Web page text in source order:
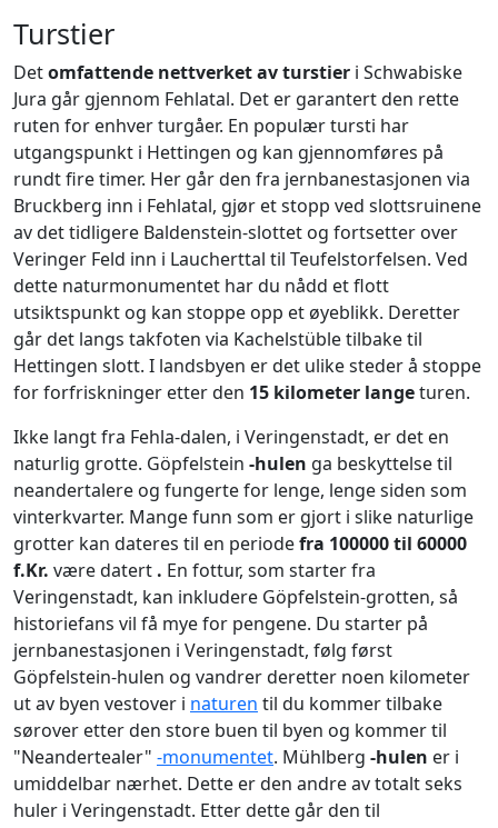
Turstier
Detomfattende nettverket av turstier i Schwabiske
Jura går gjennom Fehlatal. Det er garantert den rette
ruten for enhver turgåer. En populær tursti har
utgangspunkt i Hettingen og kan gjennomføres på
rundt fire timer. Her går den fra jernbanestasjonen via
Bruckberg inn i Fehlatal, gjør et stopp ved slottsruinene
av det tidligere Baldenstein-slottet og fortsetter over
Veringer Feld inn i Laucherttal til Teufelstorfelsen. Ved
dette naturmonumentet har du nådd et flott
utsiktspunkt og kan stoppe opp et øyeblikk. Deretter
går det langs takfoten via Kachelstüble tilbake til
Hettingen slott. I landsbyen er det ulike steder å stoppe
for forfriskninger etter den 15 kilometer langeturen.
Ikke langt fra Fehla-dalen, i Veringenstadt, er det en
naturlig grotte. Göpfelstein -hulen ga beskyttelse til
neandertalere og fungerte for lenge, lenge siden som
vinterkvarter. Mange funn som er gjort i slike naturlige
grotter kan dateres til en periodefra 100000 til 60000
f.Kr. være datert . En fottur, som starter fra
Veringenstadt, kan inkludere Göpfelstein-grotten, så
historiefans vil få mye for pengene. Du starter på
jernbanestasjonen i Veringenstadt, følg først
Göpfelstein-hulen og vandrer deretter noen kilometer
ut av byen vestover i naturen til du kommer tilbake
sørover etter den store buen til byen og kommer til
"Neandertealer" -monumentet. Mühlberg -hulen er i
umiddelbar nærhet. Dette er den andre av totalt seks
huler i Veringenstadt. Etter dette går den til